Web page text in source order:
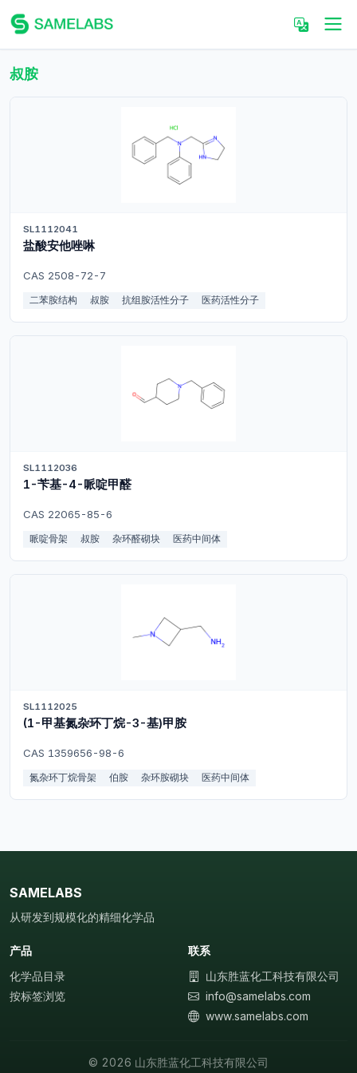
叔胺
SL1112041
盐酸安他唑啉
CAS 2508-72-7
二苯胺结构 叔胺 抗组胺活性分子 医药活性分子
SL1112036
1-苄基-4-哌啶甲醛
CAS 22065-85-6
哌啶骨架 叔胺 杂环醛砌块 医药中间体
SL1112025
(1-甲基氮杂环丁烷-3-基)甲胺
CAS 1359656-98-6
氮杂环丁烷骨架 伯胺 杂环胺砌块 医药中间体
SAMELABS
从研发到规模化的精细化学品
产品
化学品目录
按标签浏览
联系
山东胜蓝化工科技有限公司
info@samelabs.com
www.samelabs.com
© 2026 山东胜蓝化工科技有限公司